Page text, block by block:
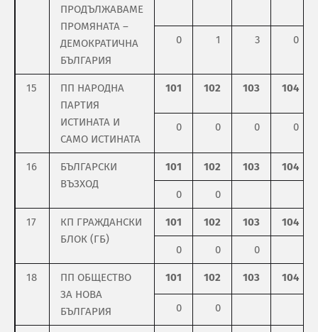
ПРОДЪЛЖАВАМЕ
ПРОМЯНАТА –
ДЕМОКРАТИЧНА
БЪЛГАРИЯ
0 1 3 0
15
ПП НАРОДНА
ПАРТИЯ
ИСТИНАТА И
САМО ИСТИНАТА
101 102 103 104
0 0 0 0
16
БЪЛГАРСКИ
ВЪЗХОД
101 102 103 104
0 0
17
КП ГРАЖДАНСКИ
БЛОК (ГБ)
101 102 103 104
0 0 0
18
ПП ОБЩЕСТВО
ЗА НОВА
БЪЛГАРИЯ
101 102 103 104
0 0